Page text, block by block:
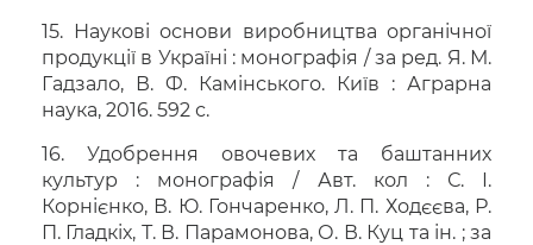
15. Наукові основи виробництва органічної
продукції в Україні : монографія / за ред. Я. М.
Гадзало, В. Ф. Камінського. Київ : Аграрна
наука, 2016. 592 с.
16. Удобрення овочевих та баштанних
культур : монографія / Авт. кол : С. І.
Корнієнко, В. Ю. Гончаренко, Л. П. Ходєєва, Р.
П. Гладкіх, Т. В. Парамонова, О. В. Куц та ін. ; за